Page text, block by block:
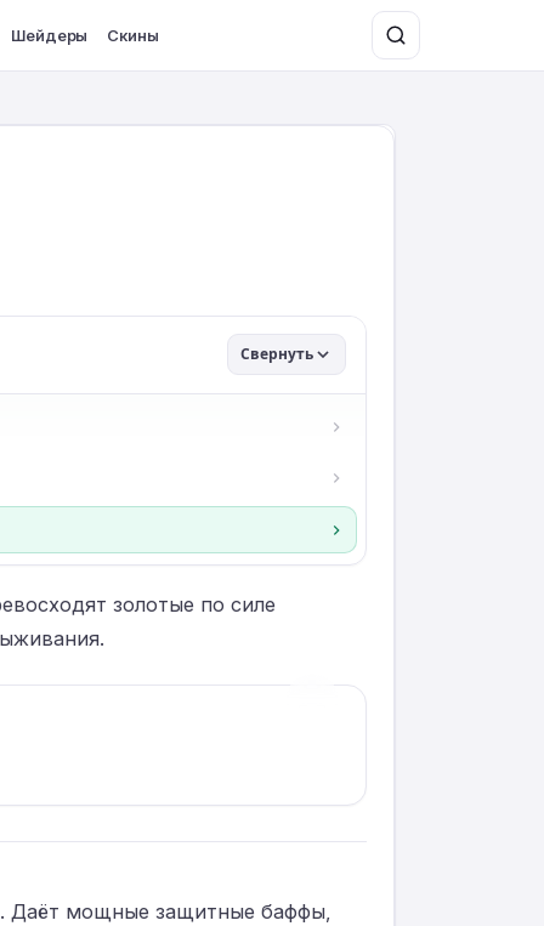
Шейдеры Скины
Свернуть
золотые по силе
Даёт мощные защитные баффы,